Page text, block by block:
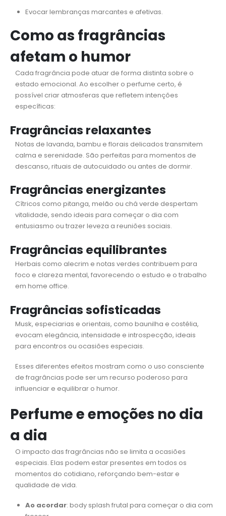
Evocar lembranças marcantes e afetivas.
Como as fragrâncias
afetam o humor
Cada fragrância pode atuar de forma distinta sobre o
estado emocional. Ao escolher o perfume certo, é
possível criar atmosferas que refletem intenções
específicas:
Fragrâncias relaxantes
Notas de lavanda, bambu e florais delicados transmitem
calma e serenidade. São perfeitas para momentos de
descanso, rituais de autocuidado ou antes de dormir.
Fragrâncias energizantes
Cítricos como pitanga, melão ou chá verde despertam
vitalidade, sendo ideais para começar o dia com
entusiasmo ou trazer leveza a reuniões sociais.
Fragrâncias equilibrantes
Herbais como alecrim e notas verdes contribuem para
foco e clareza mental, favorecendo o estudo e o trabalho
em home office.
Fragrâncias sofisticadas
Musk, especiarias e orientais, como baunilha e costélia,
evocam elegância, intensidade e introspecção, ideais
para encontros ou ocasiões especiais.
Esses diferentes efeitos mostram como o uso consciente
de fragrâncias pode ser um recurso poderoso para
influenciar e equilibrar o humor.
Perfume e emoções no dia
a dia
O impacto das fragrâncias não se limita a ocasiões
especiais. Elas podem estar presentes em todos os
momentos do cotidiano, reforçando bem-estar e
qualidade de vida.
Ao acordar: body splash frutal para começar o dia com